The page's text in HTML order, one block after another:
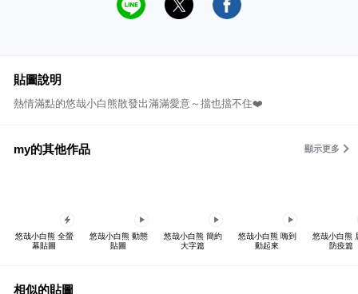
貼圖說明
熱情滿點的悠哉小白熊散發出滿滿愛意～擋也擋不住❤️
my的其他作品 顯示更多
悠哉小白熊 全螢
幕貼圖
悠哉小白熊 動態
貼圖
悠哉小白熊 簡約
大字篇
悠哉小白熊 嗨到
動起來
悠哉小白熊
防疫篇
相似的貼圖